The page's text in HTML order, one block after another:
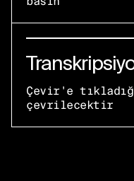
Çevir'e
çevrilecektir